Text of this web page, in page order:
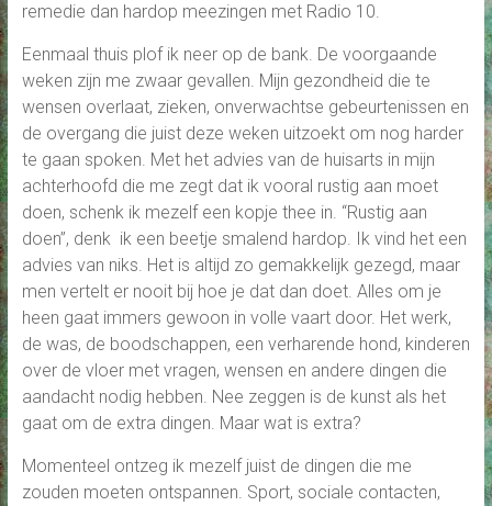
remedie dan hardop meezingen met Radio 10.
Eenmaal thuis plof ik neer op de bank. De voorgaande
weken zijn me zwaar gevallen. Mijn gezondheid die te
wensen overlaat, zieken, onverwachtse gebeurtenissen en
de overgang die juist deze weken uitzoekt om nog harder
te gaan spoken. Met het advies van de huisarts in mijn
achterhoofd die me zegt dat ik vooral rustig aan moet
doen, schenk ik mezelf een kopje thee in. “Rustig aan
doen”, denk ik een beetje smalend hardop. Ik vind het een
advies van niks. Het is altijd zo gemakkelijk gezegd, maar
men vertelt er nooit bij hoe je dat dan doet. Alles om je
heen gaat immers gewoon in volle vaart door. Het werk,
de was, de boodschappen, een verharende hond, kinderen
over de vloer met vragen, wensen en andere dingen die
aandacht nodig hebben. Nee zeggen is de kunst als het
gaat om de extra dingen. Maar wat is extra?
Momenteel ontzeg ik mezelf juist de dingen die me
zouden moeten ontspannen. Sport, sociale contacten,